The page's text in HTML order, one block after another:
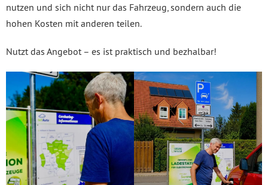
nutzen und sich nicht nur das Fahrzeug, sondern auch die
hohen Kosten mit anderen teilen.
Nutzt das Angebot – es ist praktisch und bezhalbar!